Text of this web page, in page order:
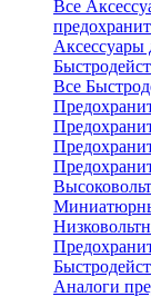
Все
Аксессуары
Все
Аналоги